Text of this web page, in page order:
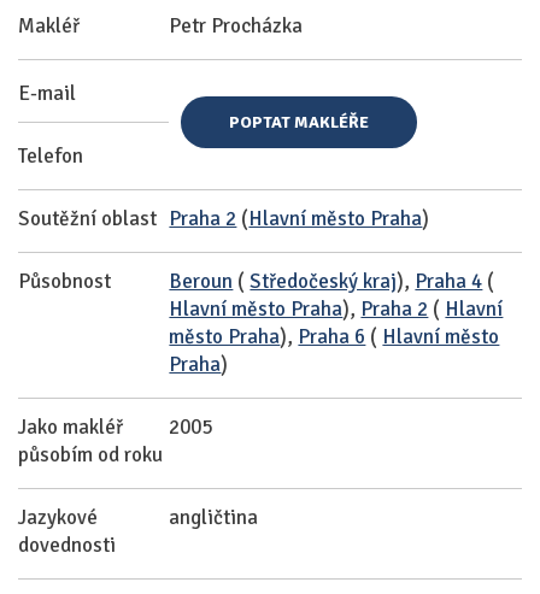
Makléř Petr Procházka
E-mail
Telefon
POPTAT MAKLÉŘE
Soutěžní oblast Praha 2 (Hlavní město Praha)
Působnost Beroun (Středočeský kraj), Praha 4 (
Hlavní město Praha), Praha 2 ( Hlavní
město Praha), Praha 6 ( Hlavní město
Praha)
Jako makléř
působím od roku
2005
Jazykové
dovednosti
angličtina